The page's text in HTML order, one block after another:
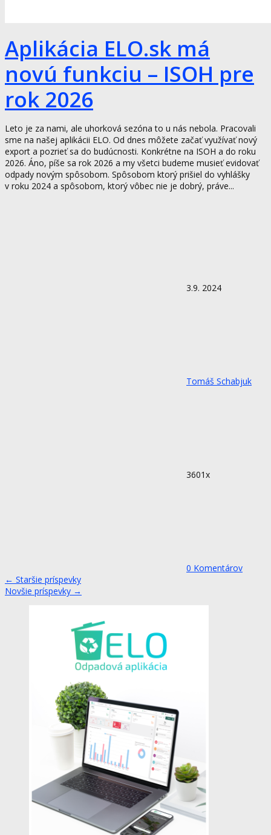
Aplikácia ELO.sk má
novú funkciu – ISOH pre
rok 2026
Leto je za nami, ale uhorková sezóna to u nás nebola. Pracovali
sme na našej aplikácii ELO. Od dnes môžete začať využívať nový
export a pozrieť sa do budúcnosti. Konkrétne na ISOH a do roku
2026. Áno, píše sa rok 2026 a my všetci budeme musieť evidovať
odpady novým spôsobom. Spôsobom ktorý prišiel do vyhlášky
v roku 2024 a spôsobom, ktorý vôbec nie je dobrý, práve...
3.9. 2024
Tomáš Schabjuk
3601x
0 Komentárov
← Staršie príspevky
Novšie príspevky →